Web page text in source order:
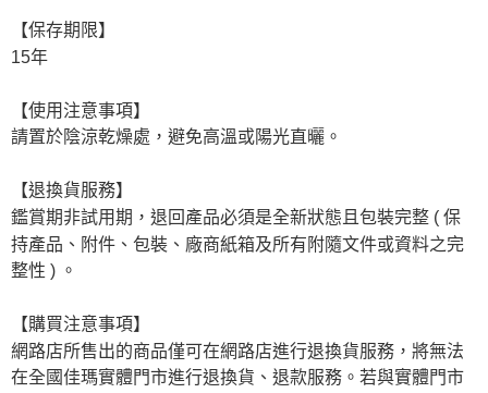
【保存期限】
15年
【使用注意事項】
請置於陰涼乾燥處，避免高溫或陽光直曬。
【退換貨服務】
鑑賞期非試用期，退回產品必須是全新狀態且包裝完整 ( 保
持產品、附件、包裝、廠商紙箱及所有附隨文件或資料之完
整性 ) 。
【購買注意事項】
網路店所售出的商品僅可在網路店進行退換貨服務，將無法
在全國佳瑪實體門市進行退換貨、退款服務。若與實體門市